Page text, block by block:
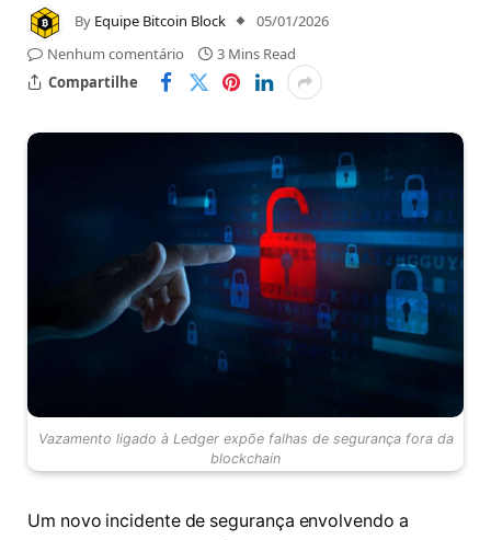
By Equipe Bitcoin Block
05/01/2026
Nenhum comentário
3 Mins Read
Compartilhe
Vazamento ligado à Ledger expõe falhas de segurança fora da
blockchain
Um novo incidente de segurança envolvendo a